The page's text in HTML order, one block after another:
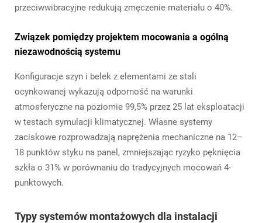
przeciwwibracyjne redukują zmęczenie materiału o 40%.
Związek pomiędzy projektem mocowania a ogólną
niezawodnością systemu
Konfiguracje szyn i belek z elementami ze stali
ocynkowanej wykazują odporność na warunki
atmosferyczne na poziomie 99,5% przez 25 lat eksploatacji
w testach symulacji klimatycznej. Własne systemy
zaciskowe rozprowadzają naprężenia mechaniczne na 12–
18 punktów styku na panel, zmniejszając ryzyko pęknięcia
szkła o 31% w porównaniu do tradycyjnych mocowań 4-
punktowych.
Typy systemów montażowych dla instalacji